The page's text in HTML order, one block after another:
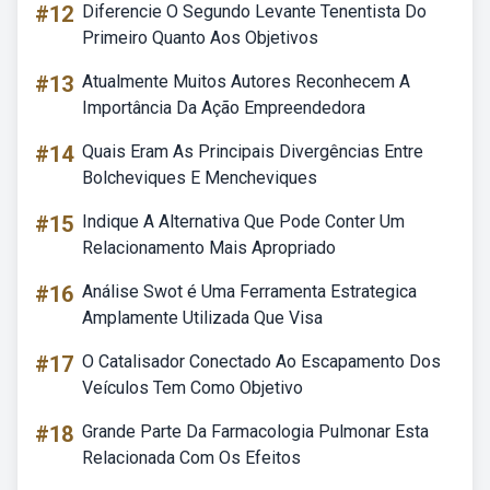
#12 Diferencie O Segundo Levante Tenentista Do
Primeiro Quanto Aos Objetivos
#13 Atualmente Muitos Autores Reconhecem A
Importância Da Ação Empreendedora
#14 Quais Eram As Principais Divergências Entre
Bolcheviques E Mencheviques
#15 Indique A Alternativa Que Pode Conter Um
Relacionamento Mais Apropriado
#16 Análise Swot é Uma Ferramenta Estrategica
Amplamente Utilizada Que Visa
#17 O Catalisador Conectado Ao Escapamento Dos
Veículos Tem Como Objetivo
#18 Grande Parte Da Farmacologia Pulmonar Esta
Relacionada Com Os Efeitos